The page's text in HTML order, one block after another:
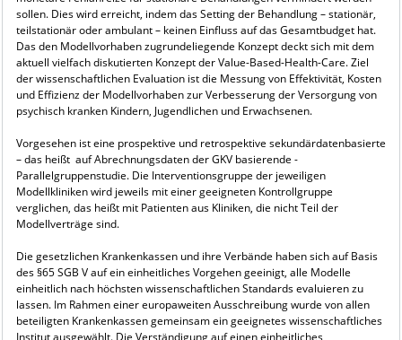
sollen. Dies wird erreicht, indem das Setting der Behandlung – stationär,
teilstationär oder ambulant – keinen Einfluss auf das Gesamtbudget hat.
Das den Modellvorhaben zugrundeliegende Konzept deckt sich mit dem
aktuell vielfach diskutierten Konzept der Value-Based-Health-Care. Ziel
der wissenschaftlichen Evaluation ist die Messung von Effektivität, Kosten
und Effizienz der Modellvorhaben zur Verbesserung der Versorgung von
psychisch kranken Kindern, Jugendlichen und Erwachsenen.
Vorgesehen ist eine prospektive und retrospektive sekundärdatenbasierte
– das heißt auf Abrechnungsdaten der GKV basierende -
Parallelgruppenstudie. Die Interventionsgruppe der jeweiligen
Modellkliniken wird jeweils mit einer geeigneten Kontrollgruppe
verglichen, das heißt mit Patienten aus Kliniken, die nicht Teil der
Modellverträge sind.
Die gesetzlichen Krankenkassen und ihre Verbände haben sich auf Basis
des §65 SGB V auf ein einheitliches Vorgehen geeinigt, alle Modelle
einheitlich nach höchsten wissenschaftlichen Standards evaluieren zu
lassen. Im Rahmen einer europaweiten Ausschreibung wurde von allen
beteiligten Krankenkassen gemeinsam ein geeignetes wissenschaftliches
Institut ausgewählt. Die Verständigung auf einen einheitliches